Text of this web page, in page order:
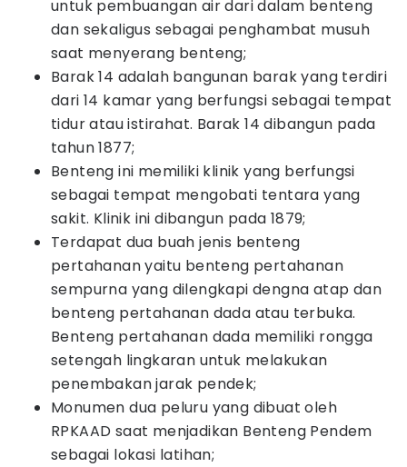
untuk pembuangan air dari dalam benteng
dan sekaligus sebagai penghambat musuh
saat menyerang benteng;
Barak 14 adalah bangunan barak yang terdiri
dari 14 kamar yang berfungsi sebagai tempat
tidur atau istirahat. Barak 14 dibangun pada
tahun 1877;
Benteng ini memiliki klinik yang berfungsi
sebagai tempat mengobati tentara yang
sakit. Klinik ini dibangun pada 1879;
Terdapat dua buah jenis benteng
pertahanan yaitu benteng pertahanan
sempurna yang dilengkapi dengna atap dan
benteng pertahanan dada atau terbuka.
Benteng pertahanan dada memiliki rongga
setengah lingkaran untuk melakukan
penembakan jarak pendek;
Monumen dua peluru yang dibuat oleh
RPKAAD saat menjadikan Benteng Pendem
sebagai lokasi latihan;